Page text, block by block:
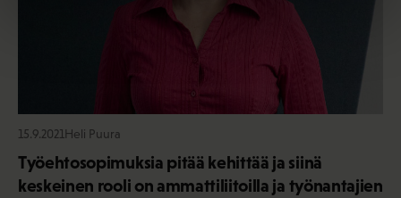
15.9.2021Heli Puura
Työehtosopimuksia pitää kehittää ja siinä
keskeinen rooli on ammattiliitoilla ja työnantajien